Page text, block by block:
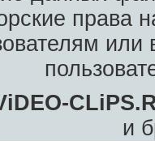
права
или
и